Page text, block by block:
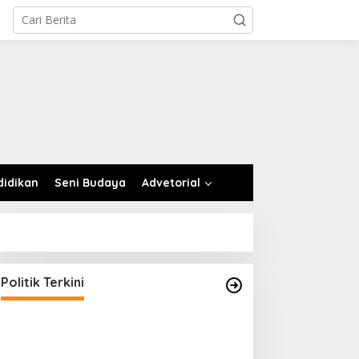
Seni Budaya Advetorial
Politik Terkini